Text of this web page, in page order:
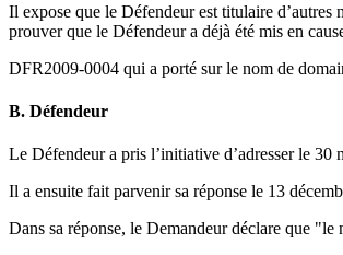
Il expose que le Défendeur est titulaire
prouver que le Défendeur a déjà été mis en
DFR2009-0004 qui a porté sur le nom de
B. Défendeur
Le Défendeur a pris l’initiative d’adresser le
Il a ensuite fait parvenir sa réponse le 13
Dans sa réponse, le Demandeur déclare que